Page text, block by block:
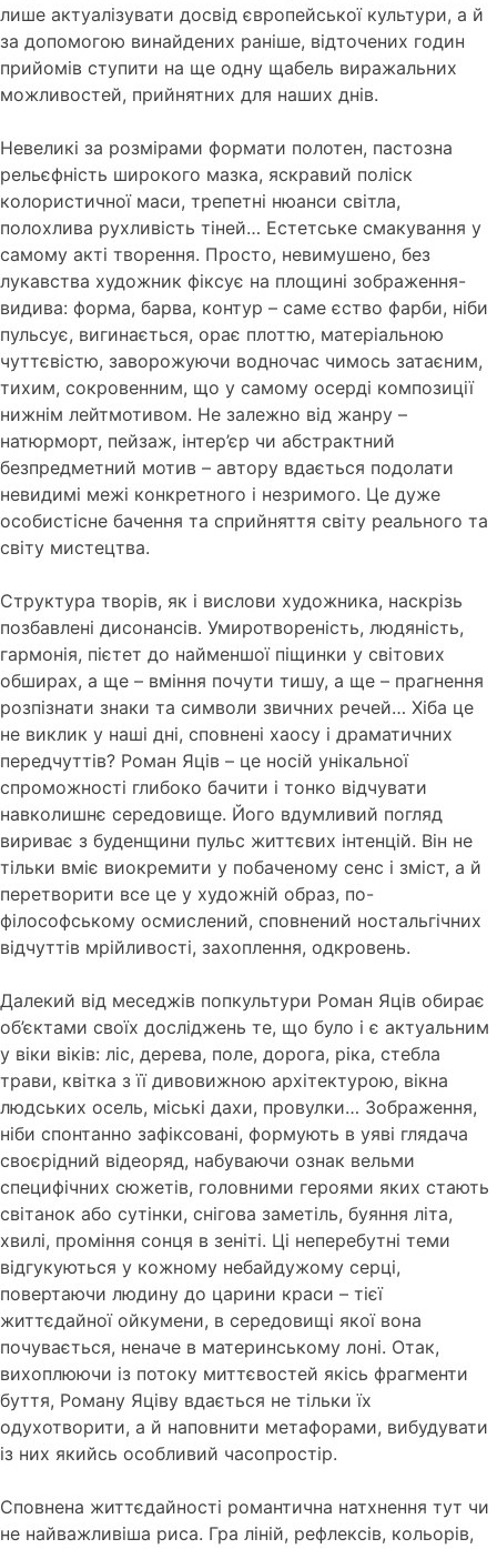
лише актуалізувати досвід європейської культури, а й
за допомогою винайдених раніше, відточених годин
прийомів ступити на ще одну щабель виражальних
можливостей, прийнятних для наших днів.
Невеликі за розмірами формати полотен, пастозна
рельєфність широкого мазка, яскравий поліск
колористичної маси, трепетні нюанси світла,
полохлива рухливість тіней… Естетське смакування у
самому акті творення. Просто, невимушено, без
лукавства художник фіксує на площині зображення-
видива: форма, барва, контур – саме єство фарби, ніби
пульсує, вигинається, орає плоттю, матеріальною
чуттєвістю, заворожуючи водночас чимось затаєним,
тихим, сокровенним, що у самому осерді композиції
нижнім лейтмотивом. Не залежно від жанру –
натюрморт, пейзаж, інтер’єр чи абстрактний
безпредметний мотив – автору вдається подолати
невидимі межі конкретного і незримого. Це дуже
особистісне бачення та сприйняття світу реального та
світу мистецтва.
Структура творів, як і вислови художника, наскрізь
позбавлені дисонансів. Умиротвореність, людяність,
гармонія, пієтет до найменшої піщинки у світових
обширах, а ще – вміння почути тишу, а ще – прагнення
розпізнати знаки та символи звичних речей… Хіба це
не виклик у наші дні, сповнені хаосу і драматичних
передчуттів? Роман Яців – це носій унікальної
спроможності глибоко бачити і тонко відчувати
навколишнє середовище. Його вдумливий погляд
вириває з буденщини пульс життєвих інтенцій. Він не
тільки вміє виокремити у побаченому сенс і зміст, а й
перетворити все це у художній образ, по-
філософському осмислений, сповнений ностальгічних
відчуттів мрійливості, захоплення, одкровень.
Далекий від меседжів попкультури Роман Яців обирає
об’єктами своїх досліджень те, що було і є актуальним
у віки віків: ліс, дерева, поле, дорога, ріка, стебла
трави, квітка з її дивовижною архітектурою, вікна
людських осель, міські дахи, провулки… Зображення,
ніби спонтанно зафіксовані, формують в уяві глядача
своєрідний відеоряд, набуваючи ознак вельми
специфічних сюжетів, головними героями яких стають
світанок або сутінки, снігова заметіль, буяння літа,
хвилі, проміння сонця в зеніті. Ці неперебутні теми
відгукуються у кожному небайдужому серці,
повертаючи людину до царини краси – тієї
життєдайної ойкумени, в середовищі якої вона
почувається, неначе в материнському лоні. Отак,
вихоплюючи із потоку миттєвостей якісь фрагменти
буття, Роману Яціву вдається не тільки їх
одухотворити, а й наповнити метафорами, вибудувати
із них якийсь особливий часопростір.
Сповнена життєдайності романтична натхнення тут чи
не найважливіша риса. Гра ліній, рефлексів, кольорів,